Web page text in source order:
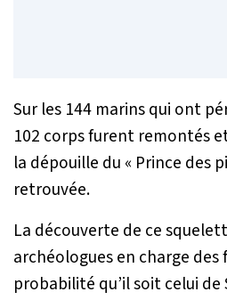
Sur les 144 marins qui ont
102 corps furent remontés
la dépouille du « Prince des
retrouvée.
La découverte de ce
archéologues en charge des
probabilité qu’il soit celui de